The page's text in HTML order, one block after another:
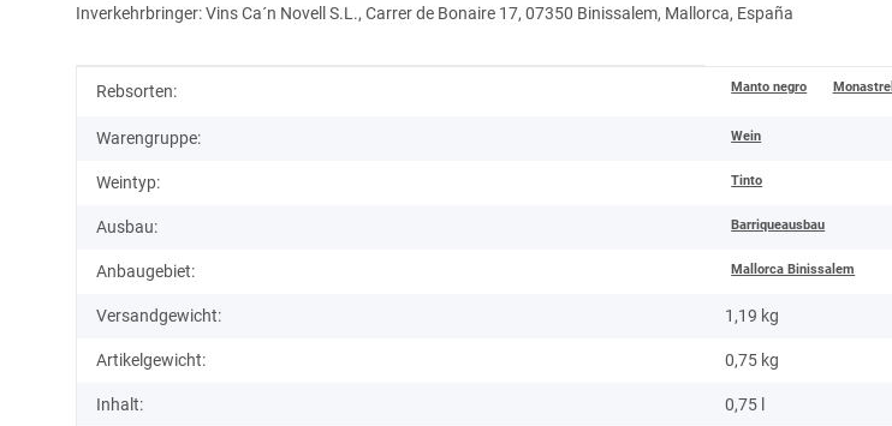
Inverkehrbringer: Vins Ca´n Novell S.L., Carrer de Bonaire 17, 07350 Binissalem, Mallorca, España
Produkteigenschaft
Wert
Rebsorten: Manto negro Monastrell
Warengruppe: Wein
Weintyp: Tinto
Ausbau: Barriqueausbau
Anbaugebiet: Mallorca Binissalem
Versandgewicht: 1,19 kg
Artikelgewicht: 0,75 kg
Inhalt: 0,75 l